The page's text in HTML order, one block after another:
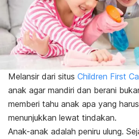
Melansir dari situs Children First
anak agar mandiri dan berani
memberi tahu anak apa yang
menunjukkan lewat tindakan.
Anak-anak adalah peniru ulung.